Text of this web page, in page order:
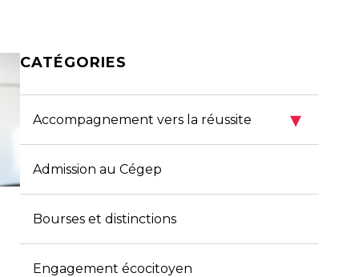
CATÉGORIES
Accompagnement vers la réussite ▾
Admission au Cégep
Bourses et distinctions
Engagement écocitoyen